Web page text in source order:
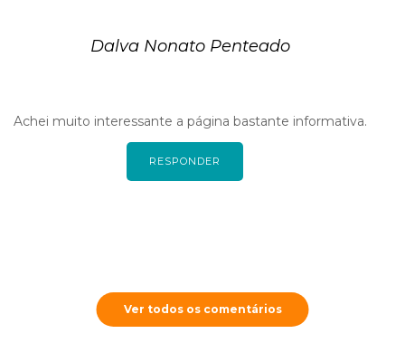
Dalva Nonato Penteado
Achei muito interessante a página bastante informativa.
RESPONDER
Ver todos os comentários